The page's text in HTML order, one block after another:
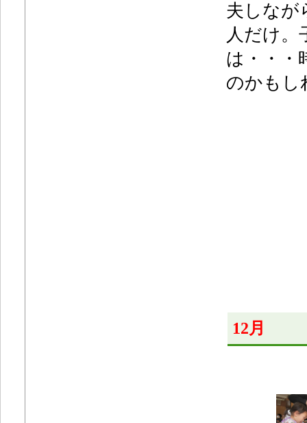
夫しなが
人だけ。
は・・・
のかもし
12月